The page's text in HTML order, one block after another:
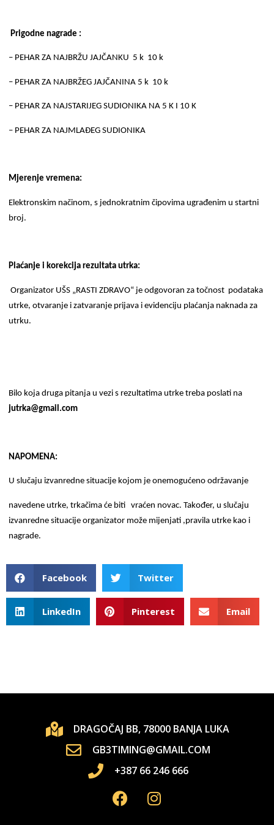
Prigodne nagrade :
– PEHAR ZA NAJBRŽU JAJČANKU 5 k 10 k
– PEHAR ZA NAJBRŽEG JAJČANINA 5 k 10 k
– PEHAR ZA NAJSTARIJEG SUDIONIKA NA 5 K I 10 K
– PEHAR ZA NAJMLAĐEG SUDIONIKA
Mjerenje vremena:
Elektronskim načinom, s jednokratnim čipovima ugrađenim u startni
broj.
Plaćanje i korekcija rezultata utrka:
Organizator UŠS „RASTI ZDRAVO“ je odgovoran za točnost podataka
utrke, otvaranje i zatvaranje prijava i evidenciju plaćanja naknada za
utrku.
Bilo koja druga pitanja u vezi s rezultatima utrke treba poslati na
jutrka@gmail.com
NAPOMENA:
U slučaju izvanredne situacije kojom je onemogućeno održavanje
navedene utrke, trkačima će biti vraćen novac. Također, u slučaju
izvanredne situacije organizator može mijenjati ,pravila utrke kao i
nagrade.
Facebook Twitter
LinkedIn Pinterest Email
DRAGOČAJ BB, 78000 BANJA LUKA
GB3TIMING@GMAIL.COM
+387 66 246 666